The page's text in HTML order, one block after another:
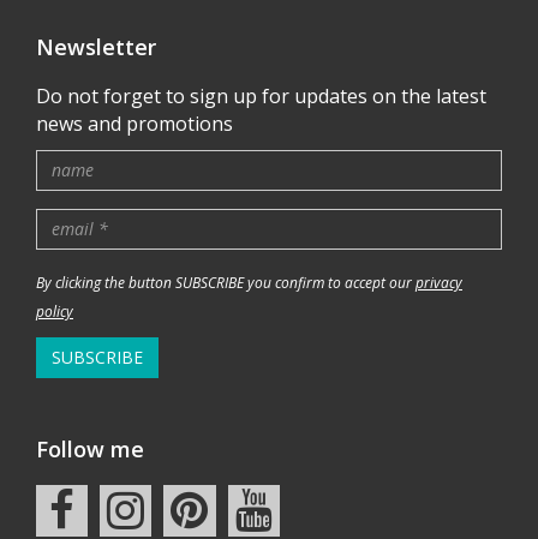
Newsletter
Do not forget to sign up for updates on the latest
news and promotions
By clicking the button SUBSCRIBE you confirm to accept ourprivacy
policy
SUBSCRIBE
Follow me